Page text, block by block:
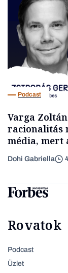
Podcast
Varga
racionalitás
média, mert
Dohi Gabriella
Rovatok
Podcast
Üzlet